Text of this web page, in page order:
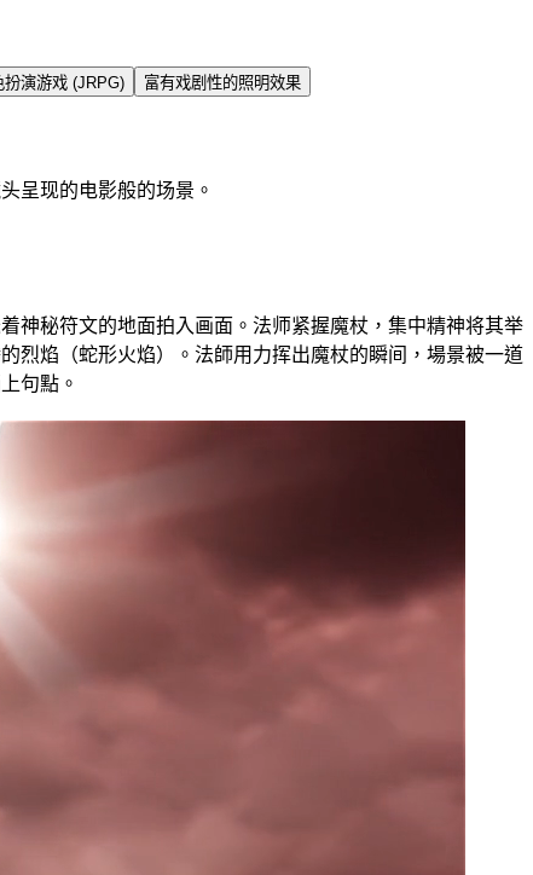
扮演游戏 (JRPG) 富有戏剧性的照明效果
呈现的电影般的场景。
神秘符文的地面拍入画面。法师紧握魔杖，集中精神将其举
烈焰（蛇形火焰）。法師用力挥出魔杖的瞬间，場景被一道
句點。